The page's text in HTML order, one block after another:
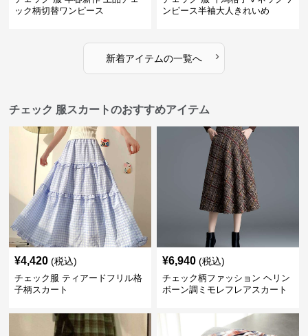
ック柄切替ワンピース
ンピース半袖大人きれいめ
新着アイテムの一覧へ ›
チェック 服スカートのおすすめアイテム
¥4,420 (税込)
チェック服 ティアードフリル格
子柄スカート
¥6,940 (税込)
チェック柄ファッション ヘリン
ボーン調ミモレフレアスカート